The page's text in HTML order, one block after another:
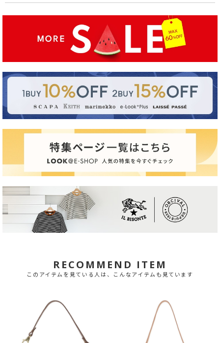
RECOMMEND ITEM
このアイテムを見ている人は、こんなアイテムも見ています